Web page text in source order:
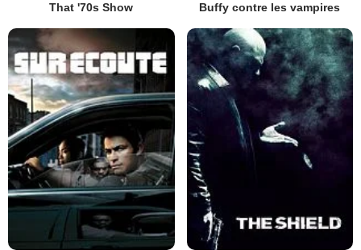
That '70s Show Buffy contre les vampires